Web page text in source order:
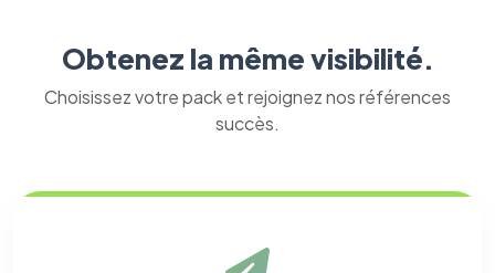
Obtenez la même visibilité.
Choisissez votre pack et rejoignez nos références
succès.